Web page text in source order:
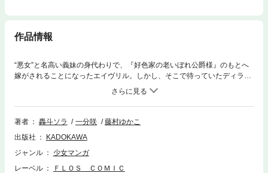
作品情報
“悪女”と名高い義妹の身代わりで、『好色家の老いぼれ公爵様』のもとへ
嫁がされることになったエイヴリル。しかし、そこで待っていたディラン
は噂とは真逆の美しい青年だった。彼が提示した「三年後に離縁する契約
結婚」は自由を求めるエイヴリルにとって絶好の条件。二つ返事で了承
し、マイペースに悪女を演じる不思議な才女に、周囲の見る目は次第に変
わっていき――!?
著者 轟斗ソラ 一分咲
藤村ゆかこ
出版社
KADOKAWA
ジャンル
少女マンガ
レーベル
ＦＬＯＳ ＣＯＭＩＣ